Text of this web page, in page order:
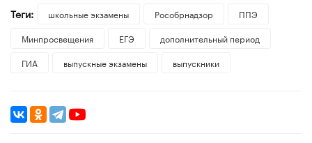
Теги: школьные экзамены Рособрнадзор
ППЭ
Минпросвещения
ЕГЭ
дополнительный период
ГИА
выпускные экзамены выпускники